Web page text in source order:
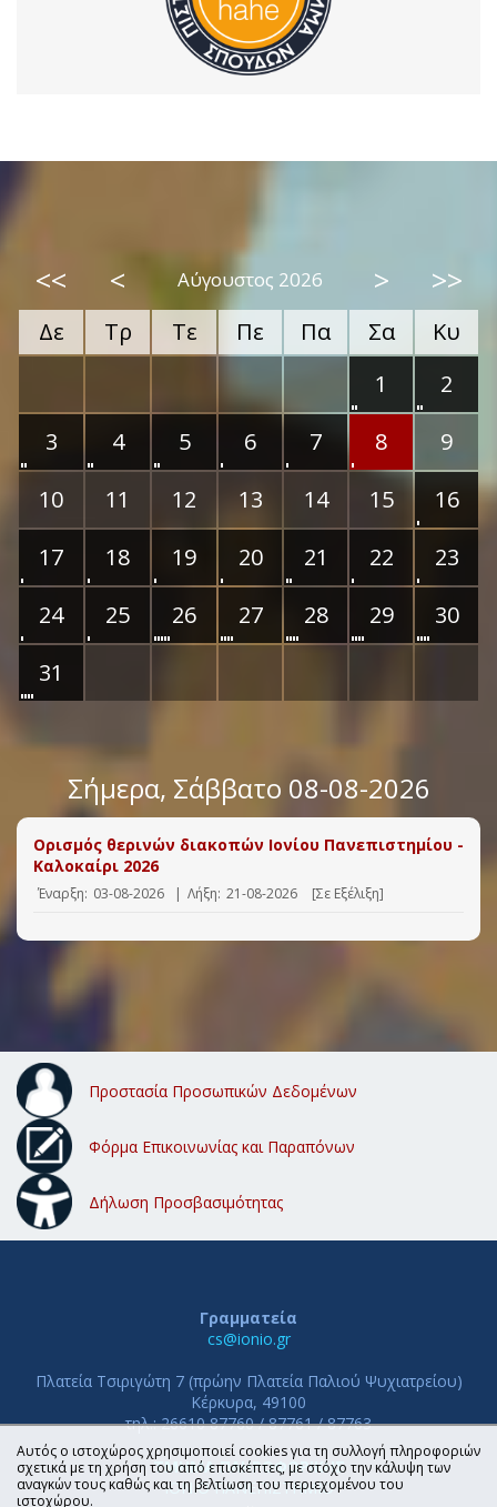
<< < Αύγουστος 2026 > >>
Δε Τρ Τε Πε Πα Σα
Κυ
1
2
3
4 5 6 7 8
9
10
11 12 13 14 15
16
17
18 19 20 21 22
23
24
25 26 27 28 29
30
31
Σήμερα, Σάββατο 08-08-2026
Ορισμός θερινών διακοπών Ιονίου Πανεπιστημίου -
Καλοκαίρι 2026
Έναρξη: 03-08-2026 | Λήξη: 21-08-2026 [Σε Εξέλιξη]
Προστασία Προσωπικών Δεδομένων
Φόρμα Επικοινωνίας και Παραπόνων
Δήλωση Προσβασιμότητας
Γραμματεία
cs@ionio.gr
Πλατεία Τσιριγώτη 7 (πρώην Πλατεία Παλιού Ψυχιατρείου)
Κέρκυρα, 49100
τηλ.: 26610 87760 / 87761 / 87763
ΤΜΗΜΑ ΠΛΗΡΟΦΟΡΙΚΗΣ
ΙΟΝΙΟ ΠΑΝΕΠΙΣΤΗΜΙΟ
Αυτός ο ιστοχώρος χρησιμοποιεί cookies για τη συλλογή πληροφοριών
σχετικά με τη χρήση του από επισκέπτες, με στόχο την κάλυψη των
αναγκών τους καθώς και τη βελτίωση του περιεχομένου του
ιστοχώρου.